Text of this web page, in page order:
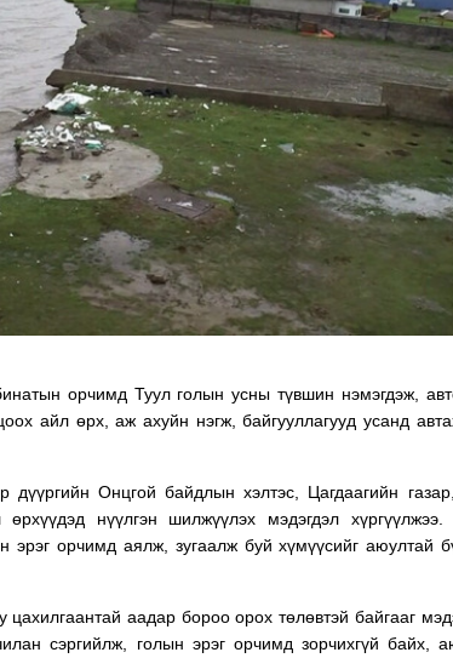
орчимд Туул голын усны түвшин нэмэгдэж,
айл өрх, аж ахуйн нэгж, байгууллагууд усанд
дүүргийн Онцгой байдлын хэлтэс, Цагдаагийн
нүүлгэн шилжүүлэх мэдэгдэл
эрэг орчимд аялж, зугаалж буй хүмүүсийг аюултай
аадар бороо орох төлөвтэй байгааг
сэргийлж, голын эрэг орчимд зорчихгүй байх,
ТӨЛӨӨЛӨГЧИЙН ГАЗАРТ
ОРЛОГО ШИЛЖҮҮЛСЭН БОЛ 20
ХУВИАР ТАТВАР СУУТГАНА
НИЙСЛЭЛД
БОРЛУУЛАХ
АЖИЛЛАНА